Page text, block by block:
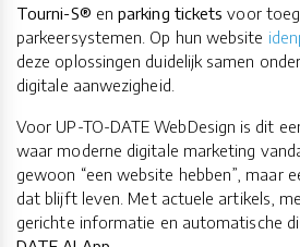
Tourni-S® enparking tickets voor
parkeersystemen. Op hun website
deze oplossingen duidelijk samen
digitale aanwezigheid.
Voor UP-TO-DATE WebDesign is dit
waar moderne digitale marketing
gewoon “een website hebben”, maar
dat blijft leven. Met actuele artikels,
gerichte informatie en automatische